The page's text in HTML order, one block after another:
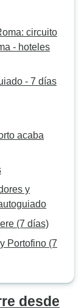
circuito
- hoteles
- 7 días
acaba
y
(7 días)
Portofino (7
desde